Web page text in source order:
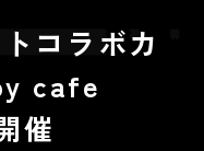
コラボカ
cafe
催